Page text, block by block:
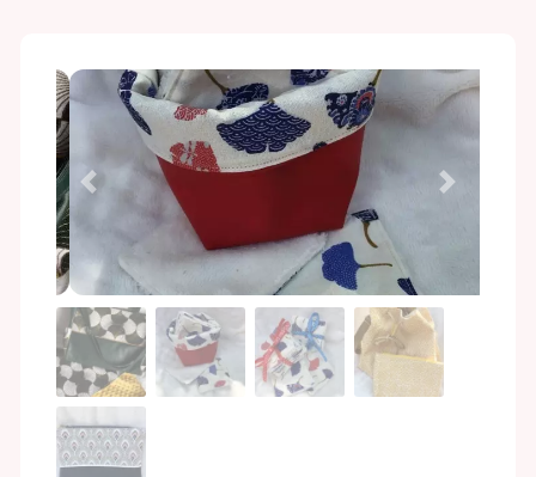
Previous Next